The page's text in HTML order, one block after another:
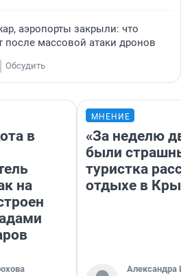
аэропорты закрыли: что
после массовой атаки дронов
Обсудить
в
на
МНЕНИЕ
«За неделю
были
туристка
отдыхе в
Александра